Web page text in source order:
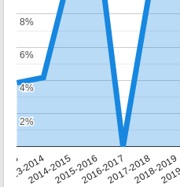
2013-20142014-20152015-20162016-20172017-20182018-2019
2%
2%
4%
4%
6%
6%
8%
8%